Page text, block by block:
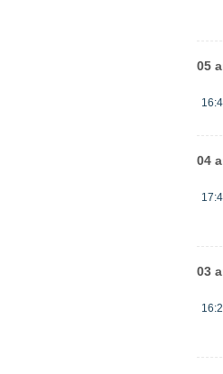
05
04
03